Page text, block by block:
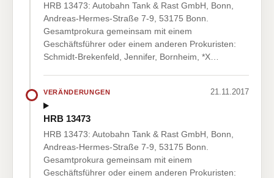
HRB 13473: Autobahn Tank & Rast GmbH, Bonn,
Andreas-Hermes-Straße 7-9, 53175 Bonn.
Gesamtprokura gemeinsam mit einem
Geschäftsführer oder einem anderen Prokuristen:
Schmidt-Brekenfeld, Jennifer, Bornheim, *X…
VERÄNDERUNGEN 21.11.2017
HRB 13473
HRB 13473: Autobahn Tank & Rast GmbH, Bonn,
Andreas-Hermes-Straße 7-9, 53175 Bonn.
Gesamtprokura gemeinsam mit einem
Geschäftsführer oder einem anderen Prokuristen: